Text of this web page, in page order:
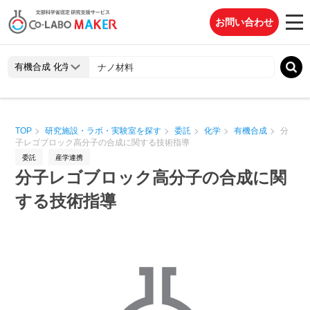
お問い合わせ
TOP 研究施設・ラボ・実験室を探す 委託 化学 有機合成
分
子レゴブロック高分子の合成に関する技術指導
委託
産学連携
分子レゴブロック高分子の合成に関
する技術指導